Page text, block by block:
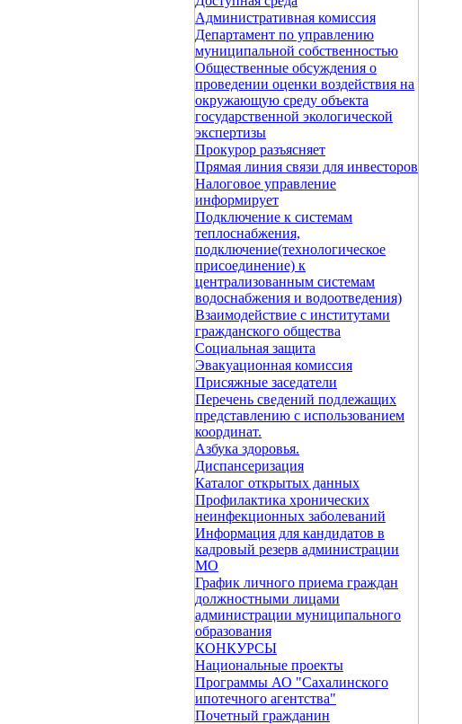
Административная комиссия
Департамент по управлению
муниципальной собственностью
Общественные обсуждения о
проведении оценки воздействия на
окружающую среду объекта
государственной экологической
экспертизы
Прокурор разъясняет
Прямая линия связи для инвесторов
Налоговое управление
информирует
Подключение к системам
теплоснабжения,
подключение(технологическое
присоединение) к
централизованным системам
водоснабжения и водоотведения)
Взаимодействие с институтами
гражданского общества
Социальная защита
Эвакуационная комиссия
Присяжные заседатели
Перечень сведений подлежащих
представлению с использованием
координат.
Азбука здоровья.
Диспансеризация
Каталог открытых данных
Профилактика хронических
неинфекционных заболеваний
Информация для кандидатов в
кадровый резерв администрации
МО
График личного приема граждан
должностными лицами
администрации муниципального
образования
КОНКУРСЫ
Национальные проекты
Программы АО "Сахалинского
ипотечного агентства"
Почетный гражданин